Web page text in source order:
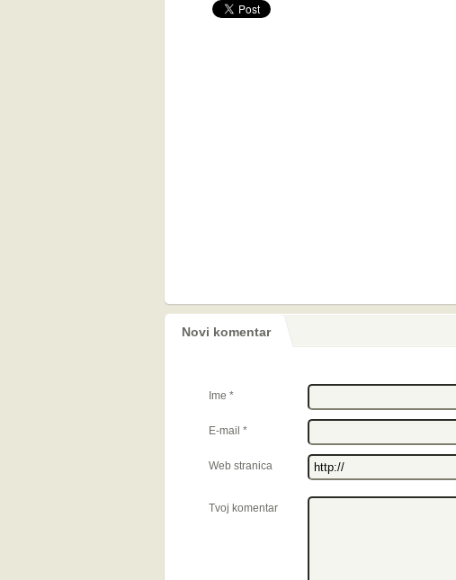
Novi komentar
Ime *
E-mail *
Web stranica
Tvoj komentar